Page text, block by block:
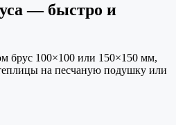
— быстро и
брус 100×100 или 150×150 мм,
на песчаную подушку или